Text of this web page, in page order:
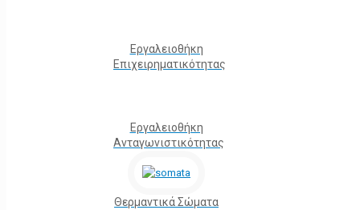
Εργαλειοθήκη
Eπιχειρηματικότητας
Εργαλειοθήκη
Ανταγωνιστικότητας
Θερμαντικά Σώματα